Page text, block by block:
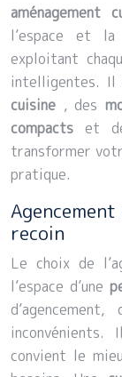
aménagement
l’espace et
exploitant
intelligentes. Il
cuisine , des
compacts et
transformer
pratique.
recoin
Le choix de
l’espace d’une
convient le